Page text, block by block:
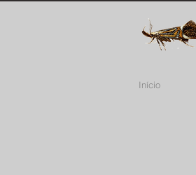
Início